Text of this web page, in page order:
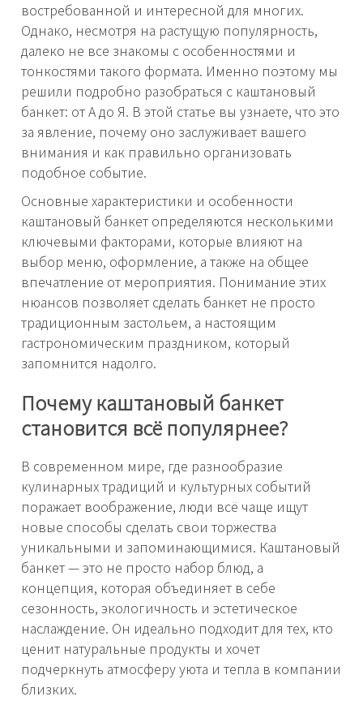
востребованной и интересной для многих.
Однако, несмотря на растущую популярность,
далеко не все знакомы с особенностями и
тонкостями такого формата. Именно поэтому мы
решили подробно разобраться с каштановый
банкет: от А до Я. В этой статье вы узнаете, что это
за явление, почему оно заслуживает вашего
внимания и как правильно организовать
подобное событие.
Основные характеристики и особенности
каштановый банкет определяются несколькими
ключевыми факторами, которые влияют на
выбор меню, оформление, а также на общее
впечатление от мероприятия. Понимание этих
нюансов позволяет сделать банкет не просто
традиционным застольем, а настоящим
гастрономическим праздником, который
запомнится надолго.
Почему каштановый банкет
становится всё популярнее?
В современном мире, где разнообразие
кулинарных традиций и культурных событий
поражает воображение, люди всё чаще ищут
новые способы сделать свои торжества
уникальными и запоминающимися. Каштановый
банкет — это не просто набор блюд, а
концепция, которая объединяет в себе
сезонность, экологичность и эстетическое
наслаждение. Он идеально подходит для тех, кто
ценит натуральные продукты и хочет
подчеркнуть атмосферу уюта и тепла в компании
близких.